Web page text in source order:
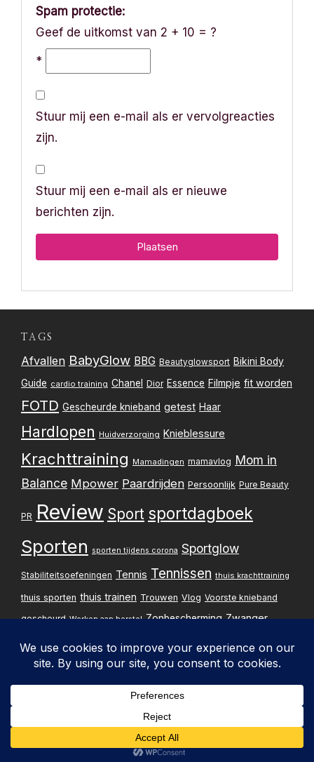
Spam protectie:
Geef de uitkomst van 2 + 10 = ?
*
Stuur mij een e-mail als er vervolgreacties
zijn.
Stuur mij een e-mail als er nieuwe
berichten zijn.
TAGS
Afvallen BabyGlow BBG Beautyglowsport Bikini Body
Guide cardio training Chanel Dior Essence Filmpje fit worden
FOTD Gescheurde knieband getest Haar
Hardlopen Huidverzorging Knieblessure
Krachttraining Mamadingen mamavlog Mom in
Balance Mpower Paardrijden Persoonlijk Pure Beauty
PR Review Sport sportdagboek
Sporten sporten tijdens corona Sportglow
Stabiliteitsoefeningen Tennis Tennissen thuis krachttraining
thuis sporten thuis trainen Trouwen Vlog Voorste knieband
gescheurd Werken aan herstel Zonbescherming Zwanger
d
Pxperfect